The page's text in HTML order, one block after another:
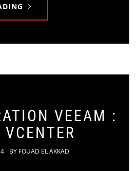
VEEAM :
BY FOUAD EL AKKAD